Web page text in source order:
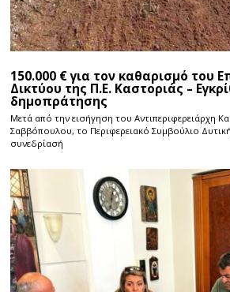
150.000 € για τον καθαρισμό του
Δικτύου της Π.Ε. Καστοριάς –
δημοπράτησης
Μετά από την εισήγηση του Αντιπεριφερειάρχη
Σαββόπουλου, το Περιφερειακό Συμβούλιο
συνεδρίασή